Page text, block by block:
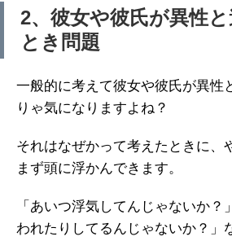
2、彼女や彼氏が異性
とき問題
一般的に考えて彼女や彼氏が異性
りゃ気になりますよね？
それはなぜかって考えたときに、
まず頭に浮かんできます。
「あいつ浮気してんじゃないか？
われたりしてるんじゃないか？」